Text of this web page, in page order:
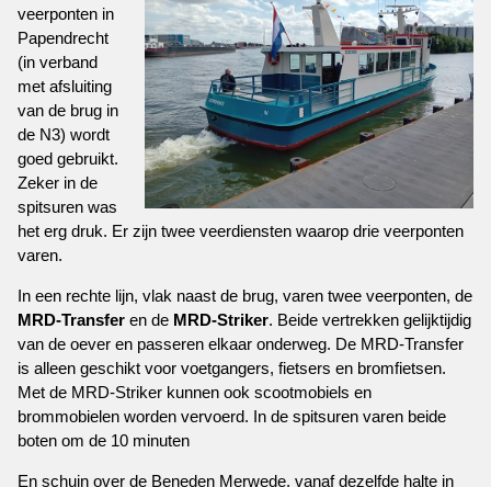
veerponten in
Papendrecht
(in verband
met afsluiting
van de brug in
de N3) wordt
goed gebruikt.
Zeker in de
spitsuren was
het erg druk. Er zijn twee veerdiensten waarop drie veerponten
varen.
In een rechte lijn, vlak naast de brug, varen twee veerponten, de
MRD-Transfer en de MRD-Striker. Beide vertrekken gelijktijdig
van de oever en passeren elkaar onderweg. De MRD-Transfer
is alleen geschikt voor voetgangers, fietsers en bromfietsen.
Met de MRD-Striker kunnen ook scootmobiels en
brommobielen worden vervoerd. In de spitsuren varen beide
boten om de 10 minuten
En schuin over de Beneden Merwede, vanaf dezelfde halte in